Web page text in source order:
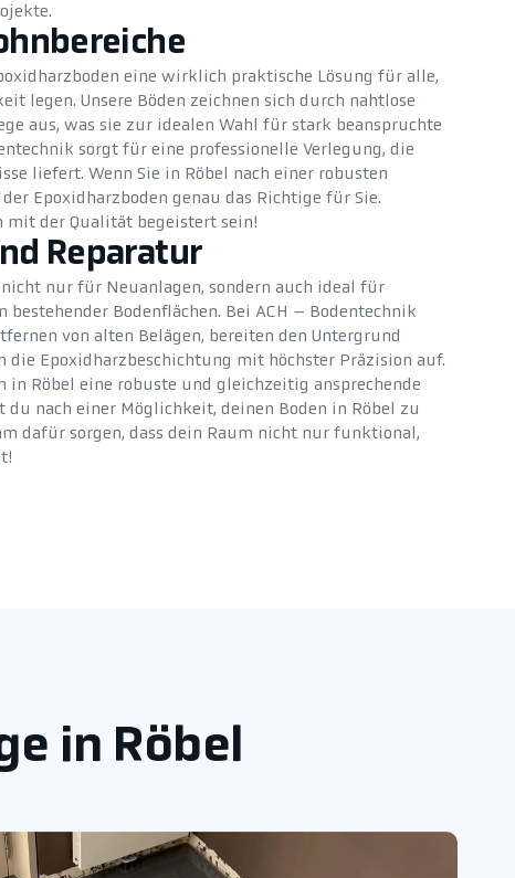
eine wirklich praktische Lösung für alle,
legen. Unsere Böden zeichnen sich durch nahtlose
aus, was sie zur idealen Wahl für stark beanspruchte
sorgt für eine professionelle Verlegung, die
liefert. Wenn Sie in Röbel nach einer robusten
Epoxidharzboden genau das Richtige für Sie.
mit der Qualität begeistert sein!
Reparatur
nur für Neuanlagen, sondern auch ideal für
bestehender Bodenflächen. Bei ACH – Bodentechnik
von alten Belägen, bereiten den Untergrund
die Epoxidharzbeschichtung mit höchster Präzision auf.
in Röbel eine robuste und gleichzeitig ansprechende
du nach einer Möglichkeit, deinen Boden in Röbel zu
dafür sorgen, dass dein Raum nicht nur funktional,
in Röbel